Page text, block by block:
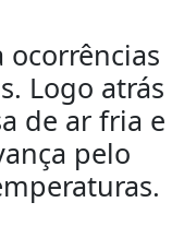
ocorrências
Logo atrás
de ar fria e
pelo